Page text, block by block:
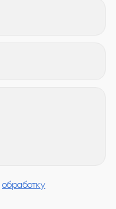
обработку